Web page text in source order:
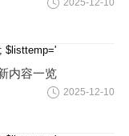
2025-12-10
$listtemp='
内容一览
2025-12-10